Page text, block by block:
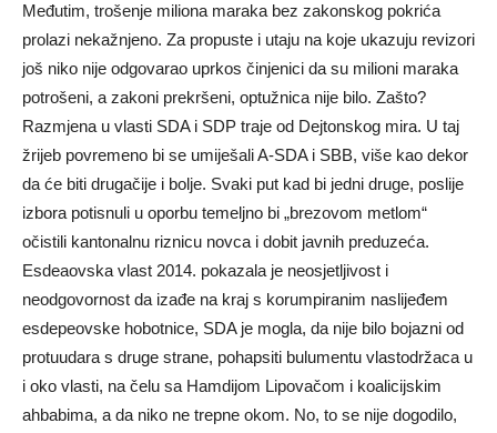
Međutim, trošenje miliona maraka bez zakonskog pokrića
prolazi nekažnjeno. Za propuste i utaju na koje ukazuju revizori
još niko nije odgovarao uprkos činjenici da su milioni maraka
potrošeni, a zakoni prekršeni, optužnica nije bilo. Zašto?
Razmjena u vlasti SDA i SDP traje od Dejtonskog mira. U taj
žrijeb povremeno bi se umiješali A-SDA i SBB, više kao dekor
da će biti drugačije i bolje. Svaki put kad bi jedni druge, poslije
izbora potisnuli u oporbu temeljno bi „brezovom metlom“
očistili kantonalnu riznicu novca i dobit javnih preduzeća.
Esdeaovska vlast 2014. pokazala je neosjetljivost i
neodgovornost da izađe na kraj s korumpiranim naslijeđem
esdepeovske hobotnice, SDA je mogla, da nije bilo bojazni od
protuudara s druge strane, pohapsiti bulumentu vlastodržaca u
i oko vlasti, na čelu sa Hamdijom Lipovačom i koalicijskim
ahbabima, a da niko ne trepne okom. No, to se nije dogodilo,